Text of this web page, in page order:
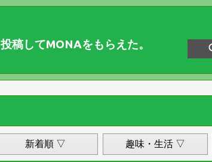
投稿してMONAをもらえた。
新着順 ▽ 趣味・生活 ▽